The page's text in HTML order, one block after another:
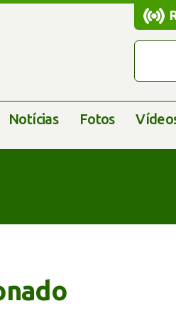
Notícias Fotos